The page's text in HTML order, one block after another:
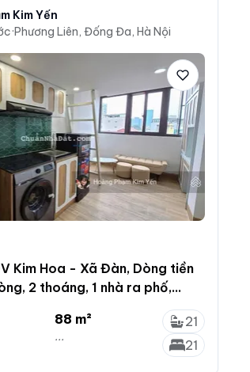
Kim Yến
·Phương Liên, Đống Đa, Hà Nội
Kim Hoa - Xã Đàn, Dòng tiền
2 thoáng, 1 nhà ra phố,
88 m²
...
21
21